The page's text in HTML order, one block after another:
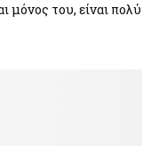
μόνος του, είναι πολύ